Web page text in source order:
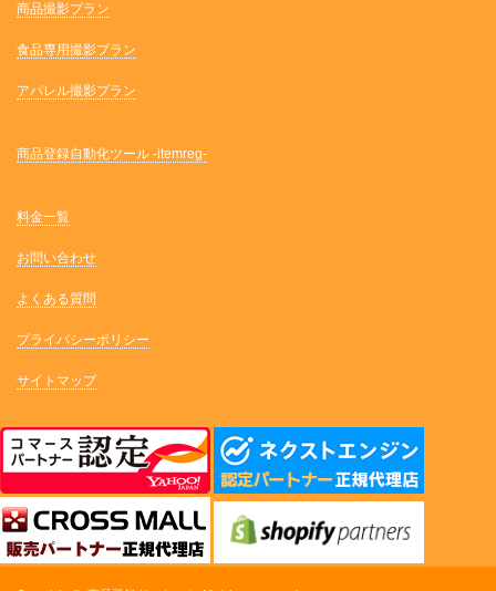
商品撮影プラン
食品専用撮影プラン
アパレル撮影プラン
商品登録自動化ツール -itemreg-
料金一覧
お問い合わせ
よくある質問
プライバシーポリシー
サイトマップ